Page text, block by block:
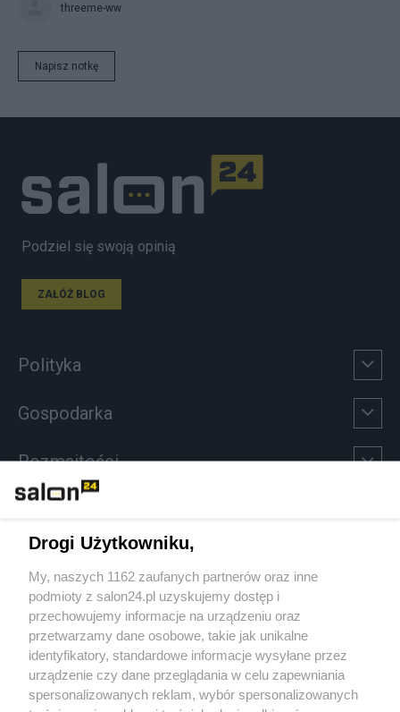
threeme-ww
Napisz notkę
Podziel się swoją opinią
ZAŁÓŻ BLOG
Polityka
Gospodarka
Rozmaitości
Sport
Społeczeństwo
Kultura
Drogi Użytkowniku,
My, naszych 1162 zaufanych partnerów oraz inne
podmioty z salon24.pl uzyskujemy dostęp i
przechowujemy informacje na urządzeniu oraz
przetwarzamy dane osobowe, takie jak unikalne
identyfikatory, standardowe informacje wysyłane przez
urządzenie czy dane przeglądania w celu zapewniania
spersonalizowanych reklam, wybór spersonalizowanych